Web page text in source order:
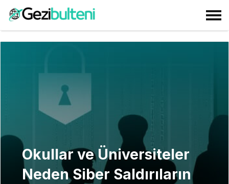
Okullar ve Üniversiteler
Neden Siber Saldırıların